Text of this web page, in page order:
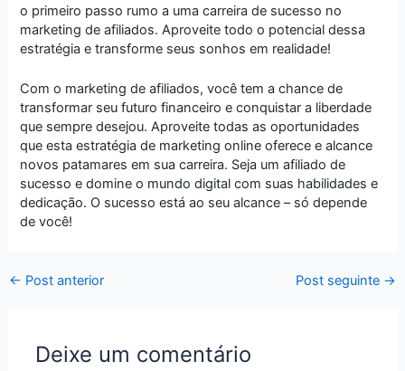
o primeiro passo rumo a uma carreira de sucesso no
marketing de afiliados. Aproveite todo o potencial dessa
estratégia e transforme seus sonhos em realidade!
Com o marketing de afiliados, você tem a chance de
transformar seu futuro financeiro e conquistar a liberdade
que sempre desejou. Aproveite todas as oportunidades
que esta estratégia de marketing online oferece e alcance
novos patamares em sua carreira. Seja um afiliado de
sucesso e domine o mundo digital com suas habilidades e
dedicação. O sucesso está ao seu alcance – só depende
de você!
← Post anterior Post seguinte →
Deixe um comentário